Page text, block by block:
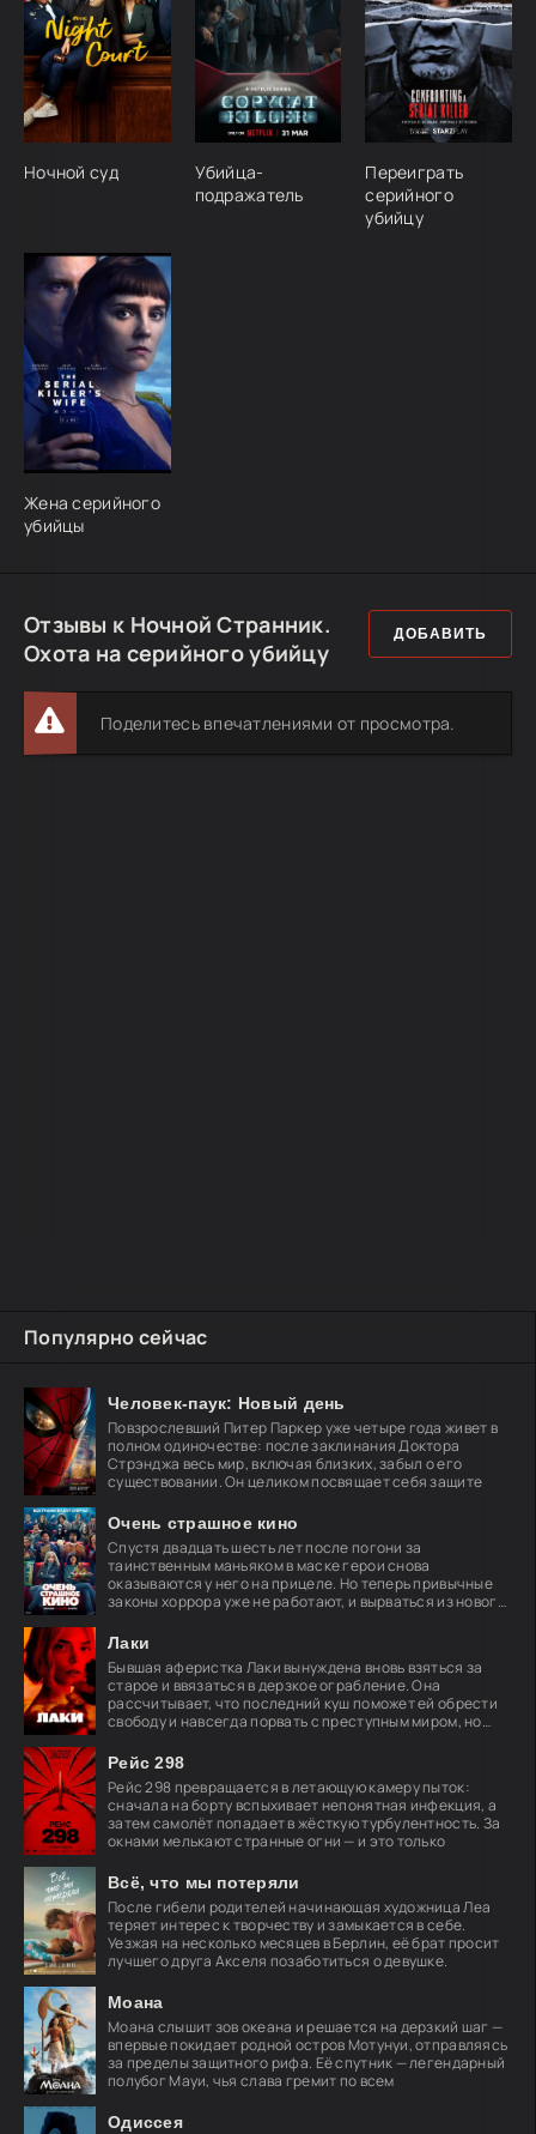
Популярно сейчас
Человек-паук: Новый день
Повзрослевший Питер Паркер уже четыре года живет в
полном одиночестве: после заклинания Доктора
Стрэнджа весь мир, включая близких, забыл о его
существовании. Он целиком посвящает себя защите
Очень страшное кино
Спустя двадцать шесть лет после погони за
таинственным маньяком в маске герои снова
оказываются у него на прицеле. Но теперь привычные
законы хоррора уже не работают, и вырваться из нового
Лаки
Бывшая аферистка Лаки вынуждена вновь взяться за
старое и ввязаться в дерзкое ограбление. Она
рассчитывает, что последний куш поможет ей обрести
свободу и навсегда порвать с преступным миром, но
Рейс 298
Рейс 298 превращается в летающую камеру пыток:
сначала на борту вспыхивает непонятная инфекция, а
затем самолёт попадает в жёсткую турбулентность. За
окнами мелькают странные огни — и это только
Всё, что мы потеряли
После гибели родителей начинающая художница Леа
теряет интерес к творчеству и замыкается в себе.
Уезжая на несколько месяцев в Берлин, её брат просит
лучшего друга Акселя позаботиться о девушке.
Моана
Моана слышит зов океана и решается на дерзкий шаг —
впервые покидает родной остров Мотунуи, отправляясь
за пределы защитного рифа. Её спутник — легендарный
полубог Мауи, чья слава гремит по всем
Одиссея
Ночной суд
Убийца-
подражатель
Переиграть
серийного
убийцу
Жена серийного
убийцы
Отзывы к Ночной Странник.
Охота на серийного убийцу
ДОБАВИТЬ
Поделитесь впечатлениями от просмотра.